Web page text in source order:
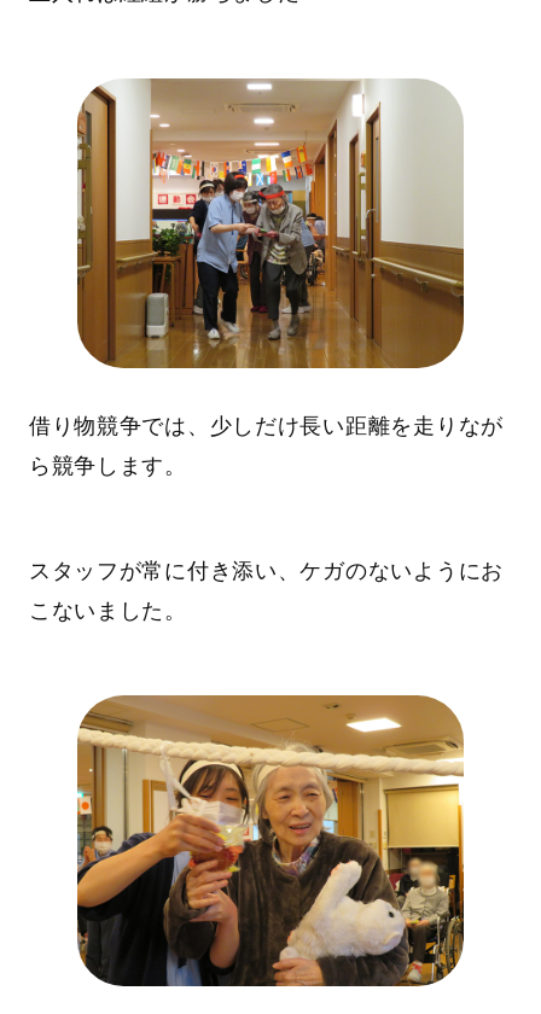
借り物競争では、少しだけ長い距離を走りなが
ら競争します。
スタッフが常に付き添い、ケガのないようにお
こないました。